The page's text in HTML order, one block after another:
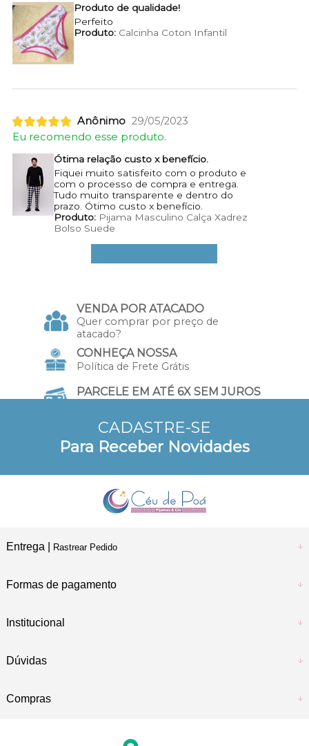
Produto de qualidade!
Perfeito
Produto:Calcinha Coton Infantil
Anônimo 29/05/2023
Eu recomendo esse produto.
Ótima relação custo x benefício.
Fiquei muito satisfeito com o produto e
com o processo de compra e entrega.
Tudo muito transparente e dentro do
prazo. Ótimo custo x benefício.
Produto:Pijama Masculino Calça Xadrez
Bolso Suede
VENDA POR ATACADO
Quer comprar por preço de
atacado?
CONHEÇA NOSSA
Política de Frete Grátis
PARCELE EM ATÉ 6X SEM JUROS
10% DE DESCONTO
a vista no Pix e Boleto
CADASTRE-SE
Para Receber Novidades
Entrega | Rastrear Pedido
Formas de pagamento
Institucional
Dúvidas
Compras